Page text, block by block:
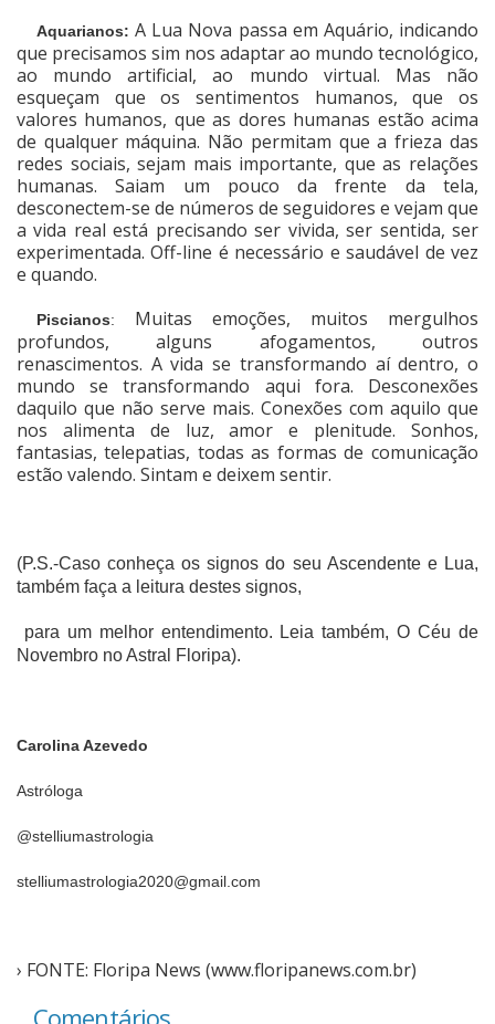
Aquarianos:A Lua Nova passa em Aquário, indicando
que precisamos sim nos adaptar ao mundo tecnológico,
ao mundo artificial, ao mundo virtual. Mas não
esqueçam que os sentimentos humanos, que os
valores humanos, que as dores humanas estão acima
de qualquer máquina. Não permitam que a frieza das
redes sociais, sejam mais importante, que as relações
humanas. Saiam um pouco da frente da tela,
desconectem-se de números de seguidores e vejam que
a vida real está precisando ser vivida, ser sentida, ser
experimentada. Off-line é necessário e saudável de vez
e quando.
Piscianos: Muitas emoções, muitos mergulhos
profundos, alguns afogamentos, outros
renascimentos. A vida se transformando aí dentro, o
mundo se transformando aqui fora. Desconexões
daquilo que não serve mais. Conexões com aquilo que
nos alimenta de luz, amor e plenitude. Sonhos,
fantasias, telepatias, todas as formas de comunicação
estão valendo. Sintam e deixem sentir.
(P.S.-Caso conheça os signos do seu Ascendente e Lua,
também faça a leitura destes signos,
para um melhor entendimento. Leia também, O Céu de
Novembro no Astral Floripa).
Carolina Azevedo
Astróloga
@stelliumastrologia
stelliumastrologia2020@gmail.com
› FONTE: Floripa News (www.floripanews.com.br)